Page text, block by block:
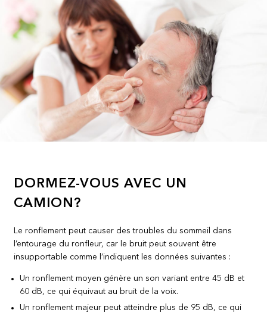
DORMEZ-VOUS AVEC UN
CAMION?
Le ronflement peut causer des troubles du sommeil dans
l’entourage du ronfleur, car le bruit peut souvent être
insupportable comme l’indiquent les données suivantes :
Un ronflement moyen génère un son variant entre 45 dB et
60 dB, ce qui équivaut au bruit de la voix.
Un ronflement majeur peut atteindre plus de 95 dB, ce qui